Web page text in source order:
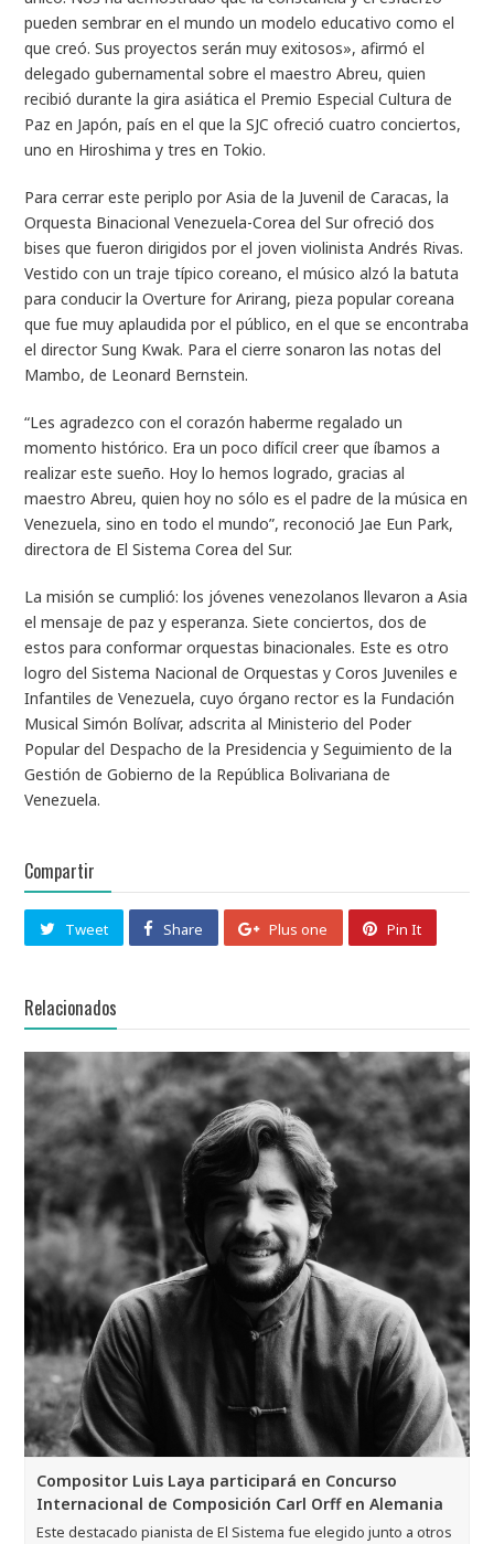
pueden sembrar en el mundo un modelo educativo como el
que creó. Sus proyectos serán muy exitosos», afirmó el
delegado gubernamental sobre el maestro Abreu, quien
recibió durante la gira asiática el Premio Especial Cultura de
Paz en Japón, país en el que la SJC ofreció cuatro conciertos,
uno en Hiroshima y tres en Tokio.
Para cerrar este periplo por Asia de la Juvenil de Caracas, la
Orquesta Binacional Venezuela-Corea del Sur ofreció dos
bises que fueron dirigidos por el joven violinista Andrés Rivas.
Vestido con un traje típico coreano, el músico alzó la batuta
para conducir la Overture for Arirang, pieza popular coreana
que fue muy aplaudida por el público, en el que se encontraba
el director Sung Kwak. Para el cierre sonaron las notas del
Mambo, de Leonard Bernstein.
“Les agradezco con el corazón haberme regalado un
momento histórico. Era un poco difícil creer que íbamos a
realizar este sueño. Hoy lo hemos logrado, gracias al
maestro Abreu, quien hoy no sólo es el padre de la música en
Venezuela, sino en todo el mundo”, reconoció Jae Eun Park,
directora de El Sistema Corea del Sur.
La misión se cumplió: los jóvenes venezolanos llevaron a Asia
el mensaje de paz y esperanza. Siete conciertos, dos de
estos para conformar orquestas binacionales. Este es otro
logro del Sistema Nacional de Orquestas y Coros Juveniles e
Infantiles de Venezuela, cuyo órgano rector es la Fundación
Musical Simón Bolívar, adscrita al Ministerio del Poder
Popular del Despacho de la Presidencia y Seguimiento de la
Gestión de Gobierno de la República Bolivariana de
Venezuela.
Compartir
Tweet Share Plus one Pin It
Relacionados
Compositor Luis Laya participará en Concurso
Internacional de Composición Carl Orff en Alemania
Este destacado pianista de El Sistema fue elegido junto a otros